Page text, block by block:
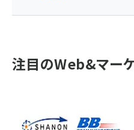
注目のWeb&マー